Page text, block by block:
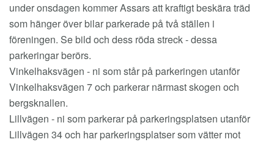
under onsdagen kommer Assars att kraftigt beskära träd
som hänger över bilar parkerade på två ställen i
föreningen. Se bild och dess röda streck - dessa
parkeringar berörs.
Vinkelhaksvägen - ni som står på parkeringen utanför
Vinkelhaksvägen 7 och parkerar närmast skogen och
bergsknallen.
Lillvägen - ni som parkerar på parkeringsplatsen utanför
Lillvägen 34 och har parkeringsplatser som vätter mot